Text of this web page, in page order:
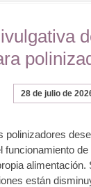
28 de julio de
polinizadores
funcionamiento
alimentación.
están